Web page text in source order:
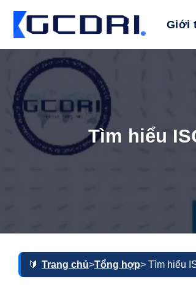
Giới
Tìm hiểu
Trang chủ>Tổng hợp> Tìm hiểu